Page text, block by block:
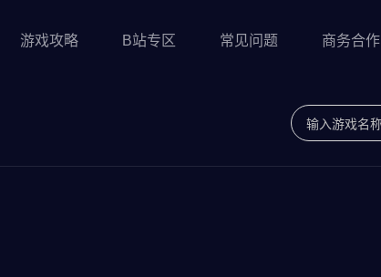
游戏攻略 B站专区 常见问题 商务合作